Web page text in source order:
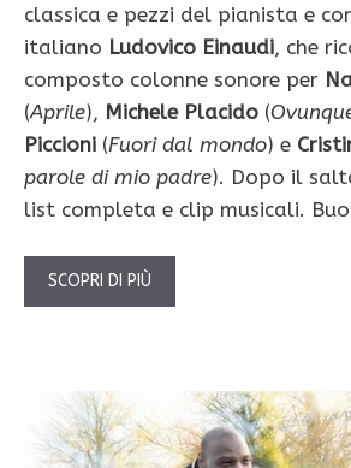
classica e pezzi del pianista e
italiano Ludovico Einaudi, che
composto colonne sonore per
(Aprile), Michele Placido (
Piccioni (Fuori dal mondo) e
parole di mio padre). Dopo il
list completa e clip musicali.
SCOPRI DI PIÙ